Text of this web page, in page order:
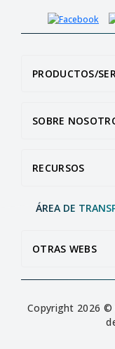
PRODUCTOS/
SOBRE
RECURSOS
ÁREA DE
OTRAS WEBS
Copyright 2026 ©